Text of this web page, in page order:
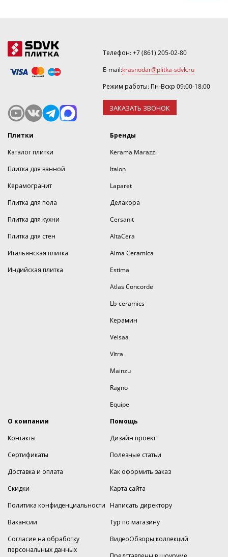
Телефон:+7 (861) 205-02-80
E-mail:krasnodar@plitka-sdvk.ru
Режим работы: Пн-Вскр 09:00-18:00
ЗАКАЗАТЬ ЗВОНОК
Плитки
Каталог плитки
Плитка для ванной
Керамогранит
Плитка для пола
Плитка для кухни
Плитка для стен
Итальянская плитка
Индийская плитка
Бренды
Kerama Marazzi
Italon
Laparet
Делакора
Cersanit
AltaCera
Alma Ceramica
Estima
Atlas Concorde
Lb-ceramics
Керамин
Velsaa
Vitra
Mainzu
Ragno
Equipe
О компании
Контакты
Сертификаты
Доставка и оплата
Скидки
Политика конфиденциальности
Вакансии
Согласие на обработку
персональных данных
Помощь
Дизайн проект
Полезные статьи
Как оформить заказ
Карта сайта
Написать директору
Тур по магазину
ВидеоОбзоры коллекций